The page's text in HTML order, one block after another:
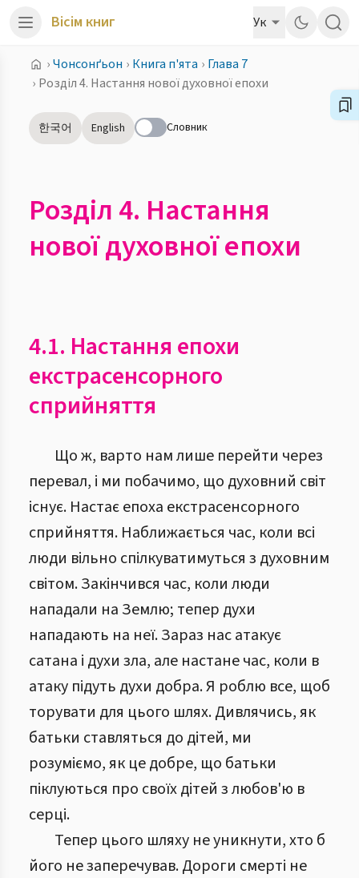
Вісім книг Ук
›Чонсонґьон › Книга п'ята › Глава 7
› Розділ 4. Настання нової духовної епохи
한국어 English Словник
Розділ 4. Настання
нової духовної епохи
4.1. Настання епохи
екстрасенсорного
сприйняття
Що ж, варто нам лише перейти через
перевал, і ми побачимо, що духовний світ
існує. Настає епоха екстрасенсорного
сприйняття. Наближається час, коли всі
люди вільно спілкуватимуться з духовним
світом. Закінчився час, коли люди
нападали на Землю; тепер духи
нападають на неї. Зараз нас атакує
сатана і духи зла, але настане час, коли в
атаку підуть духи добра. Я роблю все, щоб
торувати для цього шлях. Дивлячись, як
батьки ставляться до дітей, ми
розуміємо, як це добре, що батьки
піклуються про своїх дітей з любов'ю в
серці.
Тепер цього шляху не уникнути, хто б
його не заперечував. Дороги смерті не